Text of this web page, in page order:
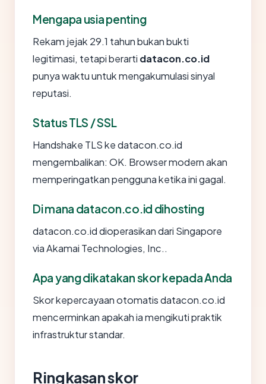
Mengapa usia penting
Rekam jejak 29.1 tahun bukan bukti
legitimasi, tetapi berarti datacon.co.id
punya waktu untuk mengakumulasi sinyal
reputasi.
Status TLS / SSL
Handshake TLS ke datacon.co.id
mengembalikan: OK. Browser modern akan
memperingatkan pengguna ketika ini gagal.
Di mana datacon.co.id dihosting
datacon.co.id dioperasikan dari Singapore
via Akamai Technologies, Inc..
Apa yang dikatakan skor kepada Anda
Skor kepercayaan otomatis datacon.co.id
mencerminkan apakah ia mengikuti praktik
infrastruktur standar.
Ringkasan skor